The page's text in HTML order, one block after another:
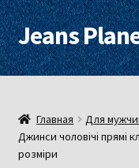
Перейти
к
навигации
Перейти
к
содержимому
Jeans
Для женщин
Для мужчин
О нас
Главная Для
Джинси чоловічі прямі
розміри